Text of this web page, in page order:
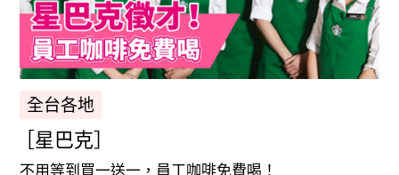
全台各地
［星巴克］
不用等到買一送一，員工咖啡免費喝！